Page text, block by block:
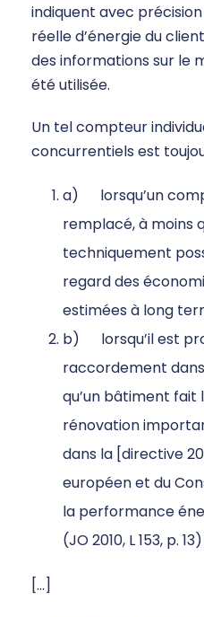
indiquent avec
réelle d’énergie du
des informations sur le
été utilisée.
Un tel compteur
concurrentiels est
a) lorsqu’un
remplacé, à moins
techniquement
regard des
estimées à long
b) lorsqu’il est
raccordement
qu’un bâtiment fait
rénovation
dans la [directive
européen et du
la performance
(JO 2010, L 153, p.
[…]